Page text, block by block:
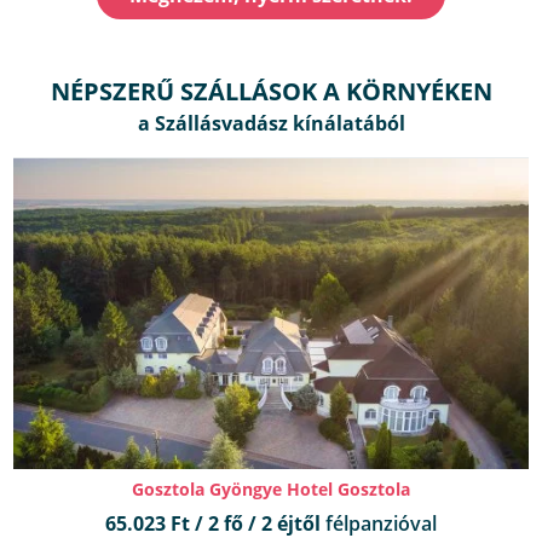
NÉPSZERŰ SZÁLLÁSOK A KÖRNYÉKEN
Gosztola Gyöngye Hotel Gosztola
65.023 Ft / 2 fő / 2 éjtől félpanzióval